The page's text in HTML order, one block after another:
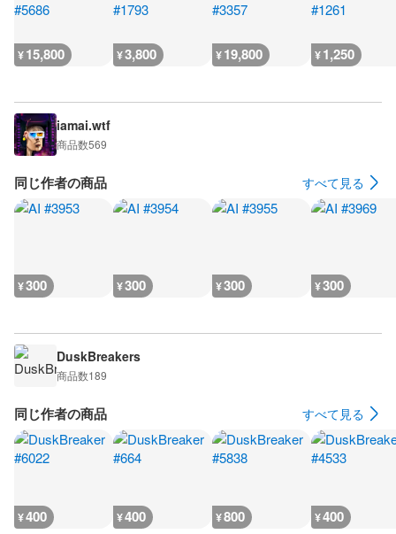
¥15,800 ¥3,800 ¥19,800 ¥1,250
iamai.wtf
商品数569
同じ作者の商品 すべて見る
¥300 ¥300 ¥300 ¥300
DuskBreakers
商品数189
同じ作者の商品 すべて見る
¥400 ¥400 ¥800 ¥400